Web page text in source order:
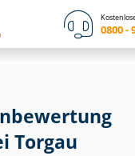
0800 -
Torgau